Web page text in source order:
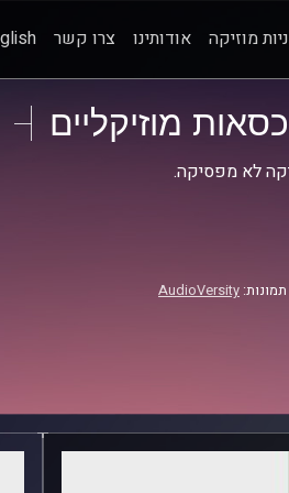
מוזיקה אודותינו צרו קשר
כסאות מוזיקליים
לא מפסיקה.
AudioVersity